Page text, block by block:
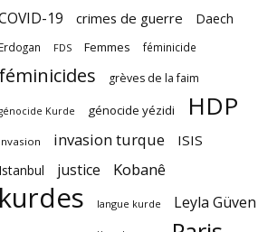
19 crimes de guerre Daech
FDS Femmes féminicide
grèves de la faim
Kurde génocide yézidi HDP
invasion turque ISIS
justice Kobanê
langue kurde Leyla Güven